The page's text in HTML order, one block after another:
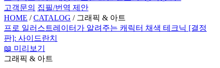
고객문의 집필/번역 제안
HOME / CATALOG / 그래픽 & 아트
프로 일러스트레이터가 알려주는 캐릭터 채색 테크닉 [결정
판]: 사이드란치
📖 미리보기
그래픽 & 아트